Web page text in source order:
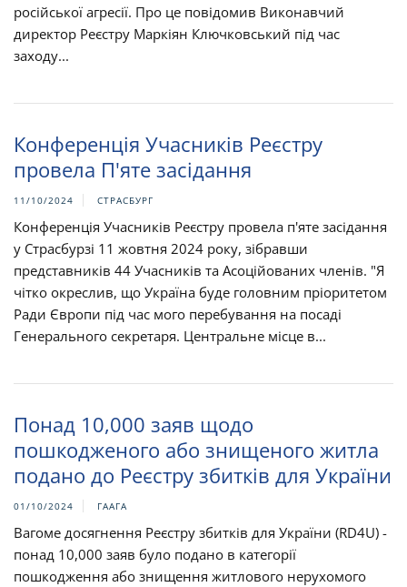
російської агресії. Про це повідомив Виконавчий
директор Реєстру Маркіян Ключковський під час
заходу...
Конференція Учасників Реєстру
провела П'яте засідання
11/10/2024 СТРАСБУРГ
Конференція Учасників Реєстру провела п'яте засідання
у Страсбурзі 11 жовтня 2024 року, зібравши
представників 44 Учасників та Асоційованих членів. "Я
чітко окреслив, що Україна буде головним пріоритетом
Ради Європи під час мого перебування на посаді
Генерального секретаря. Центральне місце в...
Понад 10,000 заяв щодо
пошкодженого або знищеного житла
подано до Реєстру збитків для України
01/10/2024 ГААГА
Вагоме досягнення Реєстру збитків для України (RD4U) -
понад 10,000 заяв було подано в категорії
пошкодження або знищення житлового нерухомого